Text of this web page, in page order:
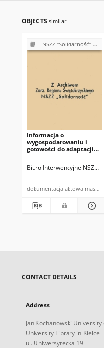
OBJECTS similar
NSZZ "Solidarność" w Państwowym Gospodarstwie Ogrodniczym w Piekoszowie
Informacja o
wygospodarowaniu i
gotowości do adaptacji
przedszkole
Biuro Interwencyjne NSZZ
dokumentacja aktowa
CONTACT DETAILS
Address
Jan Kochanowski University
University Library in Kielce
ul. Uniwersytecka 19